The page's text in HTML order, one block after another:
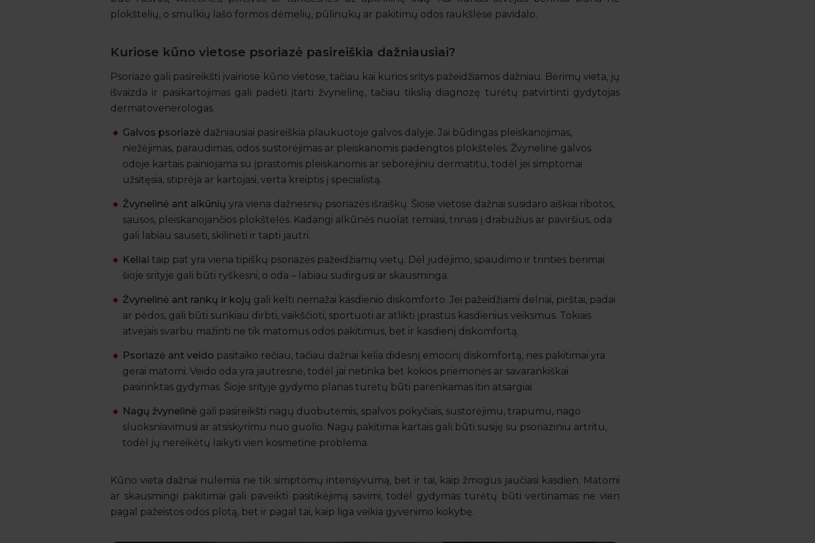
plokštelių, o smulkių lašo formos dėmelių, pūlinukų ar pakitimų odos raukšlėse pavidalo.
Kuriose kūno vietose psoriazė pasireiškia dažniausiai?
Psoriazė gali pasireikšti įvairiose kūno vietose, tačiau kai kurios sritys pažeidžiamos dažniau. Bėrimų vieta, jų
išvaizda ir pasikartojimas gali padėti įtarti žvynelinę, tačiau tikslią diagnozę turėtų patvirtinti gydytojas
dermatovenerologas.
Galvos psoriazė dažniausiai pasireiškia plaukuotoje galvos dalyje. Jai būdingas pleiskanojimas,
niežėjimas, paraudimas, odos sustorėjimas ar pleiskanomis padengtos plokštelės. Žvynelinė galvos
odoje kartais painiojama su įprastomis pleiskanomis ar seborėjiniu dermatitu, todėl jei simptomai
užsitęsia, stiprėja ar kartojasi, verta kreiptis į specialistą.
Žvynelinė ant alkūnių yra viena dažnesnių psoriazės išraiškų. Šiose vietose dažnai susidaro aiškiai ribotos,
sausos, pleiskanojančios plokštelės. Kadangi alkūnės nuolat remiasi, trinasi į drabužius ar paviršius, oda
gali labiau sausėti, skilinėti ir tapti jautri.
Keliai taip pat yra viena tipiškų psoriazės pažeidžiamų vietų. Dėl judėjimo, spaudimo ir trinties bėrimai
šioje srityje gali būti ryškesni, o oda – labiau sudirgusi ar skausminga.
Žvynelinė ant rankų ir kojų gali kelti nemažai kasdienio diskomforto. Jei pažeidžiami delnai, pirštai, padai
ar pėdos, gali būti sunkiau dirbti, vaikščioti, sportuoti ar atlikti įprastus kasdienius veiksmus. Tokiais
atvejais svarbu mažinti ne tik matomus odos pakitimus, bet ir kasdienį diskomfortą.
Psoriazė ant veido pasitaiko rečiau, tačiau dažnai kelia didesnį emocinį diskomfortą, nes pakitimai yra
gerai matomi. Veido oda yra jautresnė, todėl jai netinka bet kokios priemonės ar savarankiškai
pasirinktas gydymas. Šioje srityje gydymo planas turėtų būti parenkamas itin atsargiai.
Nagų žvynelinė gali pasireikšti nagų duobutėmis, spalvos pokyčiais, sustorėjimu, trapumu, nago
sluoksniavimusi ar atsiskyrimu nuo guolio. Nagų pakitimai kartais gali būti susiję su psoriaziniu artritu,
todėl jų nereikėtų laikyti vien kosmetine problema.
Kūno vieta dažnai nulemia ne tik simptomų intensyvumą, bet ir tai, kaip žmogus jaučiasi kasdien. Matomi
ar skausmingi pakitimai gali paveikti pasitikėjimą savimi, todėl gydymas turėtų būti vertinamas ne vien
pagal pažeistos odos plotą, bet ir pagal tai, kaip liga veikia gyvenimo kokybę.